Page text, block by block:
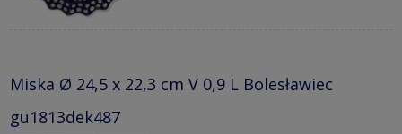
Miska Ø 24,5 x 22,3 cm V 0,9 L Bolesławiec
gu1813dek487